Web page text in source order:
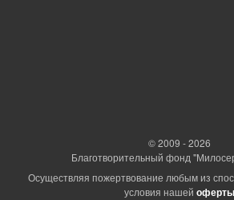
© 2009 - 2026
Благотворительный фонд
Осуществляя пожертвование любым из
условия нашей оферты